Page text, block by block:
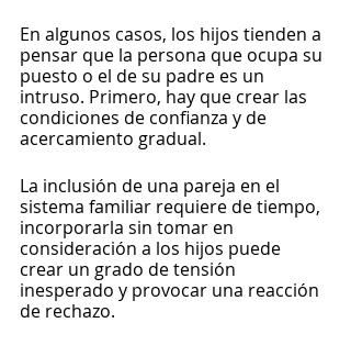
En algunos casos, los hijos tienden a
pensar que la persona que ocupa su
puesto o el de su padre es un
intruso. Primero, hay que crear las
condiciones de confianza y de
acercamiento gradual.
La inclusión de una pareja en el
sistema familiar requiere de tiempo,
incorporarla sin tomar en
consideración a los hijos puede
crear un grado de tensión
inesperado y provocar una reacción
de rechazo.